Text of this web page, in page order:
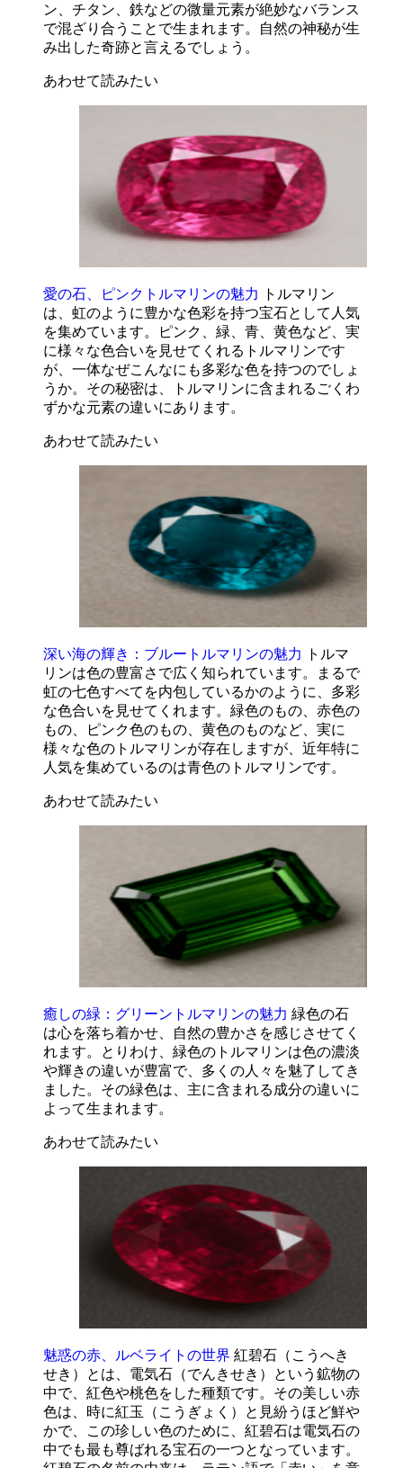
ン、チタン、鉄などの微量元素が絶妙なバランス
で混ざり合うことで生まれます。自然の神秘が生
み出した奇跡と言えるでしょう。
あわせて読みたい
愛の石、ピンクトルマリンの魅力
トルマリン
は、虹のように豊かな色彩を持つ宝石として人気
を集めています。ピンク、緑、青、黄色など、実
に様々な色合いを見せてくれるトルマリンです
が、一体なぜこんなにも多彩な色を持つのでしょ
うか。その秘密は、トルマリンに含まれるごくわ
ずかな元素の違いにあります。
あわせて読みたい
深い海の輝き：ブルートルマリンの魅力
トルマ
リンは色の豊富さで広く知られています。まるで
虹の七色すべてを内包しているかのように、多彩
な色合いを見せてくれます。緑色のもの、赤色の
もの、ピンク色のもの、黄色のものなど、実に
様々な色のトルマリンが存在しますが、近年特に
人気を集めているのは青色のトルマリンです。
あわせて読みたい
癒しの緑：グリーントルマリンの魅力 緑色の石
は心を落ち着かせ、自然の豊かさを感じさせてく
れます。とりわけ、緑色のトルマリンは色の濃淡
や輝きの違いが豊富で、多くの人々を魅了してき
ました。その緑色は、主に含まれる成分の違いに
よって生まれます。
あわせて読みたい
魅惑の赤、ルベライトの世界 紅碧石（こうへき
せき）とは、電気石（でんきせき）という鉱物の
中で、紅色や桃色をした種類です。その美しい赤
色は、時に紅玉（こうぎょく）と見紛うほど鮮や
かで、この珍しい色のために、紅碧石は電気石の
中でも最も尊ばれる宝石の一つとなっています。